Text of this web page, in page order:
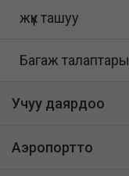
жүк ташуу
Багаж талаптары
Учуу даярдоо
Аэропортто